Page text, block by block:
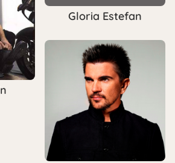
Gloria Estefan